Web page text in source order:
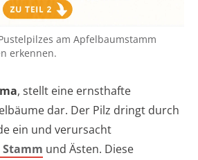
am Apfelbaumstamm
erkennen.
, stellt eine ernsthafte
dar. Der Pilz dringt durch
ein und verursacht
und Ästen. Diese